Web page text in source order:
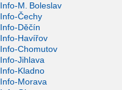
Info-M. Boleslav
Info-Čechy
Info-Děčín
Info-Havířov
Info-Chomutov
Info-Jihlava
Info-Kladno
Info-Morava